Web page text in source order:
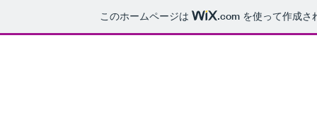
このホームページは .com を使って作成さ